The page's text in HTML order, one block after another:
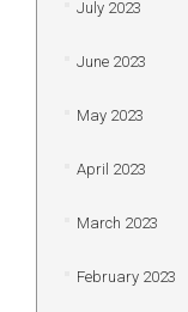
July 2023
June 2023
May 2023
April 2023
March 2023
February 2023